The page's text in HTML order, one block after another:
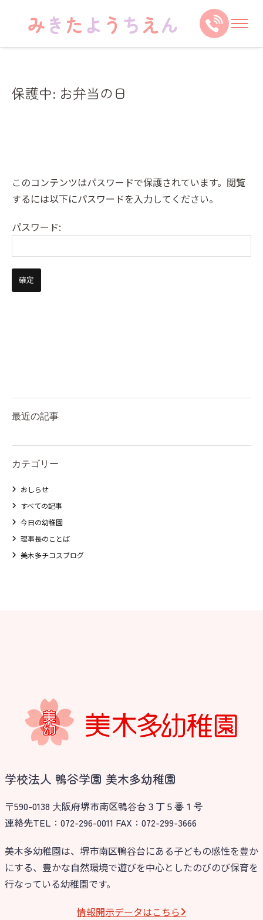
保護中: お弁当の日
このコンテンツはパスワードで保護されています。閲覧
するには以下にパスワードを入力してください。
パスワード:
最近の記事
カテゴリー
おしらせ
すべての記事
今日の幼稚園
理事長のことば
美木多チコスブログ
学校法人 鴨谷学園 美木多幼稚園
〒590-0138 ⼤阪府堺市南区鴨⾕台３丁５番１号
連絡先TEL：072-296-0011 FAX：072-299-3666
美木多幼稚園は、堺市南区鴨谷台にある子どもの感性を豊か
にする、豊かな自然環境で遊びを中心としたのびのび保育を
行なっている幼稚園です。
情報開⽰データはこちら
お知らせ
今日の幼稚園
園児募集要項
教職員募集
園のこと